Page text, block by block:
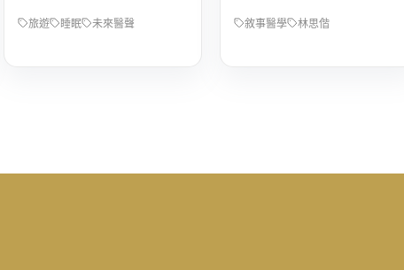
旅遊 睡眠 未來醫聲 敘事醫學 林思偕